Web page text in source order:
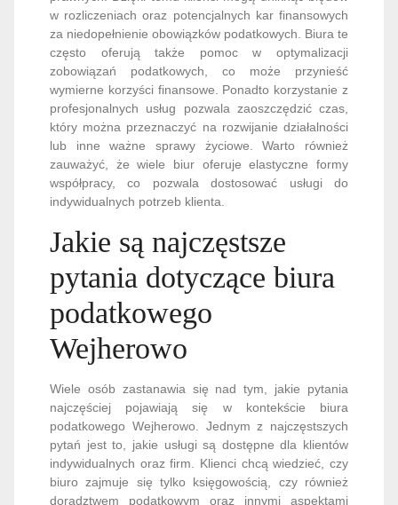
w rozliczeniach oraz potencjalnych kar finansowych
za niedopełnienie obowiązków podatkowych. Biura te
często oferują także pomoc w optymalizacji
zobowiązań podatkowych, co może przynieść
wymierne korzyści finansowe. Ponadto korzystanie z
profesjonalnych usług pozwala zaoszczędzić czas,
który można przeznaczyć na rozwijanie działalności
lub inne ważne sprawy życiowe. Warto również
zauważyć, że wiele biur oferuje elastyczne formy
współpracy, co pozwala dostosować usługi do
indywidualnych potrzeb klienta.
Jakie są najczęstsze
pytania dotyczące biura
podatkowego
Wejherowo
Wiele osób zastanawia się nad tym, jakie pytania
najczęściej pojawiają się w kontekście biura
podatkowego Wejherowo. Jednym z najczęstszych
pytań jest to, jakie usługi są dostępne dla klientów
indywidualnych oraz firm. Klienci chcą wiedzieć, czy
biuro zajmuje się tylko księgowością, czy również
doradztwem podatkowym oraz innymi aspektami